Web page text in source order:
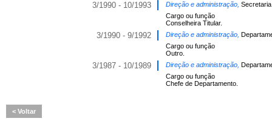
3/1990 - 10/1993 Direção e administração,
Cargo ou função
Conselheira Titular.
3/1990 - 9/1992 Direção e administração,
Cargo ou função
Outro.
3/1987 - 10/1989 Direção e administração,
Cargo ou função
Chefe de Departamento.
Voltar